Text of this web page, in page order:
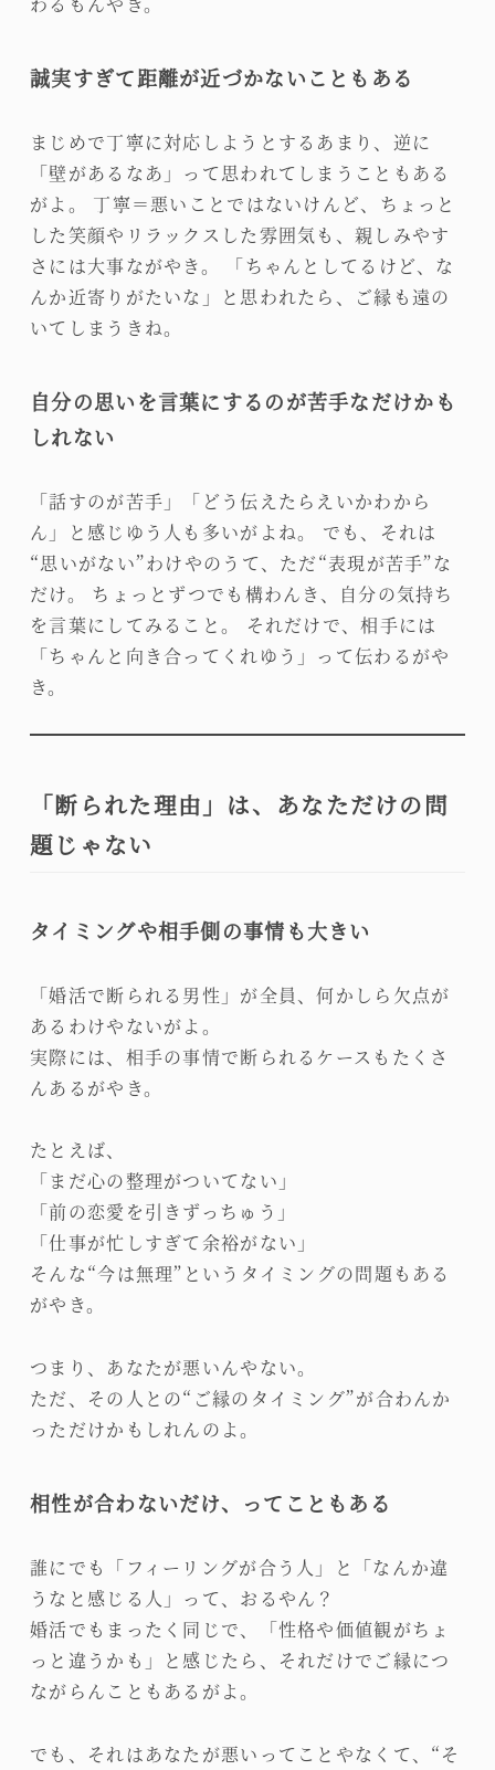
誠実すぎて距離が近づかないこともある
まじめで丁寧に対応しようとするあまり、逆に
「壁があるなあ」って思われてしまうこともある
がよ。 丁寧＝悪いことではないけんど、ちょっと
した笑顔やリラックスした雰囲気も、親しみやす
さには大事ながやき。 「ちゃんとしてるけど、な
んか近寄りがたいな」と思われたら、ご縁も遠の
いてしまうきね。
自分の思いを言葉にするのが苦手なだけかも
しれない
「話すのが苦手」「どう伝えたらえいかわから
ん」と感じゆう人も多いがよね。 でも、それは
“思いがない”わけやのうて、ただ“表現が苦手”な
だけ。 ちょっとずつでも構わんき、自分の気持ち
を言葉にしてみること。 それだけで、相手には
「ちゃんと向き合ってくれゆう」って伝わるがや
き。
「断られた理由」は、あなただけの問
題じゃない
タイミングや相手側の事情も大きい
「婚活で断られる男性」が全員、何かしら欠点が
あるわけやないがよ。
実際には、相手の事情で断られるケースもたくさ
んあるがやき。
たとえば、
「まだ心の整理がついてない」
「前の恋愛を引きずっちゅう」
「仕事が忙しすぎて余裕がない」
そんな“今は無理”というタイミングの問題もある
がやき。
つまり、あなたが悪いんやない。
ただ、その人との“ご縁のタイミング”が合わんか
っただけかもしれんのよ。
相性が合わないだけ、ってこともある
誰にでも「フィーリングが合う人」と「なんか違
うなと感じる人」って、おるやん？
婚活でもまったく同じで、「性格や価値観がちょ
っと違うかも」と感じたら、それだけでご縁につ
ながらんこともあるがよ。
でも、それはあなたが悪いってことやなくて、“そ